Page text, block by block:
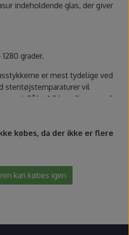
underglasur
underglasur - UG
Choice
og glasursprøjter
sigter og skeer
og ekstruder
og gipsplader
og slibesten
indeholdende glas, der giver
grader.
er mest tydelige ved
stentøjstemparaturer vil
ud. Påfør 1-3 lag afhængig af
Maycos katalog for mere
Gems som fødevarekontakt
betragtes
fødevarekontakt godkendt og
købes, da der ikke er flere
kan købes igen